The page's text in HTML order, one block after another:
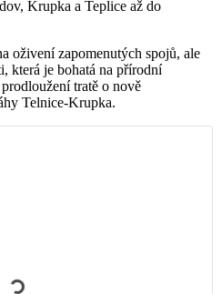
Krupka a Teplice až do
oživení zapomenutých spojů, ale
která je bohatá na přírodní
tratě o nově
Telnice-Krupka.